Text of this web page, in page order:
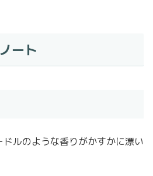
ート
ルのような香りがかすかに漂い